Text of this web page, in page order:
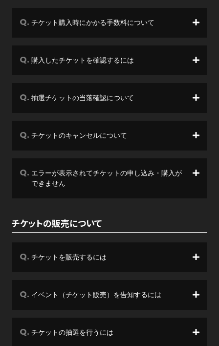
チケット購入時にかかる手数料について
購入したチケットを確認するには
抽選チケットの当落確認について
チケットのキャンセルについて
エラーが表示されてチケットの申し込み・購入が
できません
チケットの販売について
チケットを販売するには
イベント（チケット販売）を告知するには
チケットの抽選を行うには